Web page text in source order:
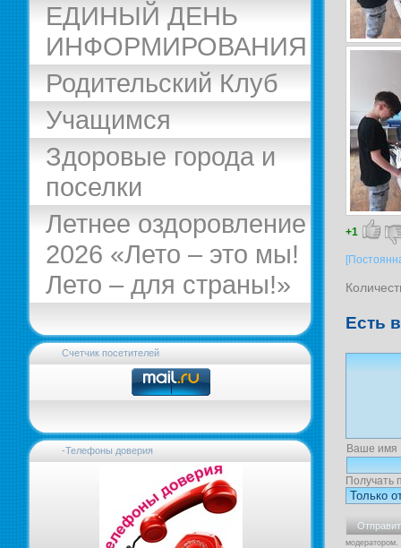
ЕДИНЫЙ ДЕНЬ
ИНФОРМИРОВАНИЯ
Родительский Клуб
Учащимся
Здоровые города и
поселки
Летнее оздоровление
2026 «Лето – это мы!
Лето – для страны!»
Счетчик посетителей
-Телефоны доверия
+1
Есть
Ваше имя
Получать
модератором.